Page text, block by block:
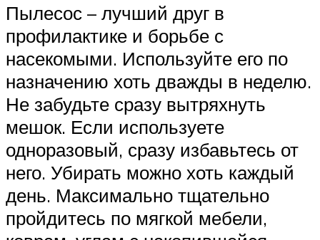
Пылесос – лучший друг в
профилактике и борьбе с
насекомыми. Используйте его по
назначению хоть дважды в неделю.
Не забудьте сразу вытряхнуть
мешок. Если используете
одноразовый, сразу избавьтесь от
него. Убирать можно хоть каждый
день. Максимально тщательно
пройдитесь по мягкой мебели,